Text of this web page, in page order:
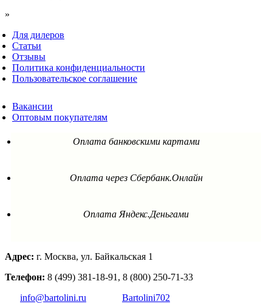
»
Для дилеров
Статьи
Отзывы
Политика конфиденциальности
Пользовательское соглашение
Вакансии
Оптовым покупателям
Оплата банковскими картами
Оплата через Сбербанк.Онлайн
Оплата Яндекс.Деньгами
Адрес: г. Москва, ул. Байкальская 1
Телефон: 8 (499) 381-18-91, 8 (800) 250-71-33
info@bartolini.ru
Bartolini702